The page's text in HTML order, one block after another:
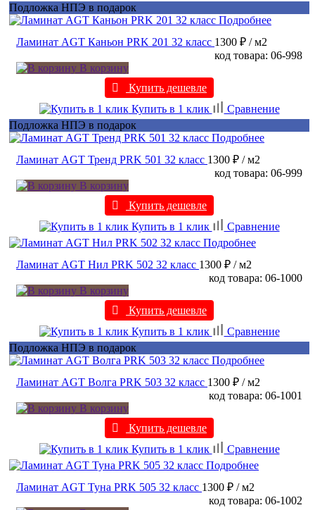
Подложка НПЭ в подарок
Подробнее
Ламинат AGT Каньон PRK 201 32 класс 1300 ₽ / м2
код товара: 06-998
В корзину
Купить дешевле
Купить в 1 клик
Сравнение
Подложка НПЭ в подарок
Подробнее
Ламинат AGT Тренд PRK 501 32 класс 1300 ₽ / м2
код товара: 06-999
В корзину
Купить дешевле
Купить в 1 клик
Сравнение
Подробнее
Ламинат AGT Нил PRK 502 32 класс 1300 ₽ / м2
код товара: 06-1000
В корзину
Купить дешевле
Купить в 1 клик
Сравнение
Подложка НПЭ в подарок
Подробнее
Ламинат AGT Волга PRK 503 32 класс 1300 ₽ / м2
код товара: 06-1001
В корзину
Купить дешевле
Купить в 1 клик
Сравнение
Подробнее
Ламинат AGT Туна PRK 505 32 класс 1300 ₽ / м2
код товара: 06-1002